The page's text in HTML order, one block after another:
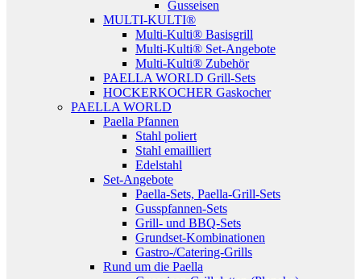
Gusseisen
MULTI-KULTI®
Multi-Kulti® Basisgrill
Multi-Kulti® Set-Angebote
Multi-Kulti® Zubehör
PAELLA WORLD Grill-Sets
HOCKERKOCHER Gaskocher
PAELLA WORLD
Paella Pfannen
Stahl poliert
Stahl emailliert
Edelstahl
Set-Angebote
Paella-Sets, Paella-Grill-Sets
Gusspfannen-Sets
Grill- und BBQ-Sets
Grundset-Kombinationen
Gastro-/Catering-Grills
Rund um die Paella